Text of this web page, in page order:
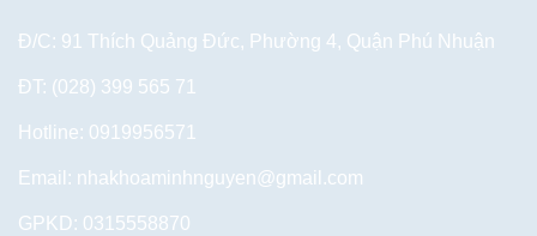
Đ/C: 91 Thích Quảng Đức, Phường 4, Quận Phú Nhuận
ĐT: (028) 399 565 71
Hotline: 0919956571
Email: nhakhoaminhnguyen@gmail.com
GPKD: 0315558870